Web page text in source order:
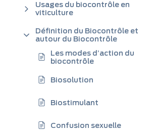
Usages du biocontrôle en
viticulture
Définition du Biocontrôle et
autour du Biocontrôle
Les modes d’action du
biocontrôle
Biosolution
Biostimulant
Confusion sexuelle